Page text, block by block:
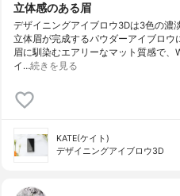
立体感のある眉
デザイニングアイブロウ3Dは3色の濃
立体眉が完成するパウダーアイブロウ
眉に馴染むエアリーなマット質感で、
イ…続きを見る
KATE(ケイト)
デザイニングアイブロウ3D